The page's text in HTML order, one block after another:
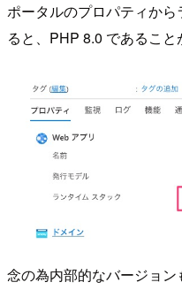
ポータルのプロパティか
ると、PHP 8.0 であること
念の為内部的なバージョン